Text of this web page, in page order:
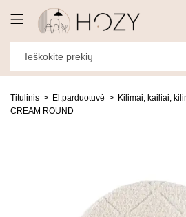
Titulinis El.parduotuvė Kilimai, kailiai,
CREAM ROUND